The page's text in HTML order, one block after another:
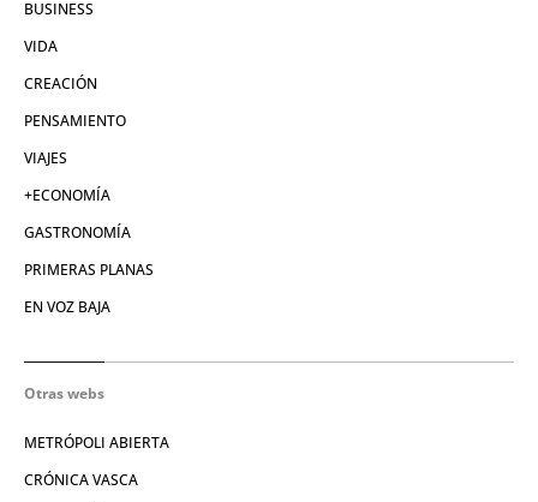
BUSINESS
VIDA
CREACIÓN
PENSAMIENTO
VIAJES
+ECONOMÍA
GASTRONOMÍA
PRIMERAS PLANAS
EN VOZ BAJA
Otras webs
METRÓPOLI ABIERTA
CRÓNICA VASCA